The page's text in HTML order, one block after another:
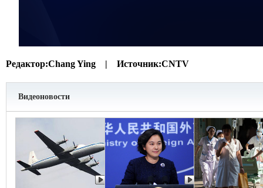
Редактор:Chang Ying | Источник:CNTV
Видеоновости